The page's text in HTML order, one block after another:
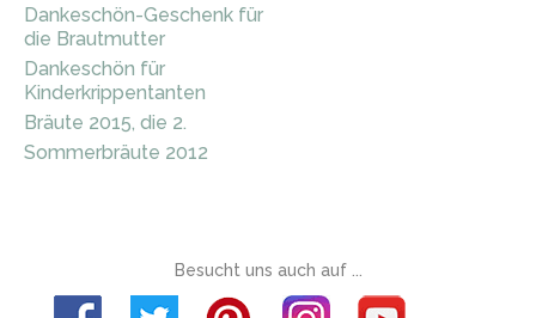
Dankeschön-Geschenk für
die Brautmutter
Dankeschön für
Kinderkrippentanten
Bräute 2015, die 2.
Sommerbräute 2012
Besucht uns auch auf ...